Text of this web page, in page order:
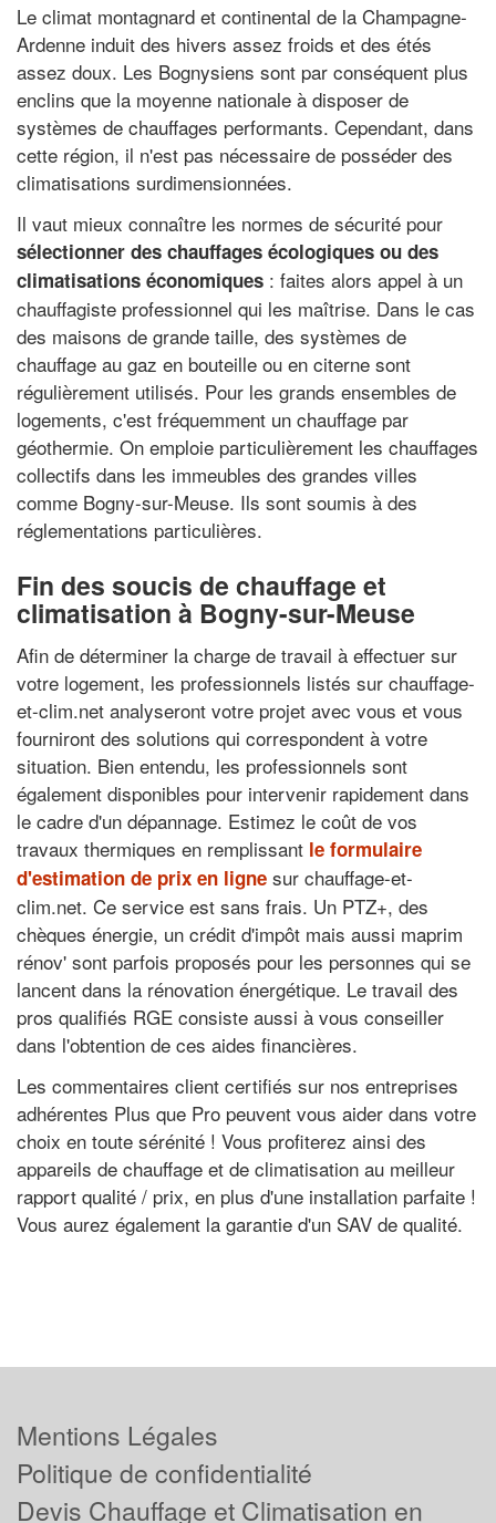
Le climat montagnard et continental de la Champagne-
Ardenne induit des hivers assez froids et des étés
assez doux. Les Bognysiens sont par conséquent plus
enclins que la moyenne nationale à disposer de
systèmes de chauffages performants. Cependant, dans
cette région, il n'est pas nécessaire de posséder des
climatisations surdimensionnées.
Il vaut mieux connaître les normes de sécurité pour
sélectionner des chauffages écologiques ou des
climatisations économiques : faites alors appel à un
chauffagiste professionnel qui les maîtrise. Dans le cas
des maisons de grande taille, des systèmes de
chauffage au gaz en bouteille ou en citerne sont
régulièrement utilisés. Pour les grands ensembles de
logements, c'est fréquemment un chauffage par
géothermie. On emploie particulièrement les chauffages
collectifs dans les immeubles des grandes villes
comme Bogny-sur-Meuse. Ils sont soumis à des
réglementations particulières.
Fin des soucis de chauffage et
climatisation à Bogny-sur-Meuse
Afin de déterminer la charge de travail à effectuer sur
votre logement, les professionnels listés sur chauffage-
et-clim.net analyseront votre projet avec vous et vous
fourniront des solutions qui correspondent à votre
situation. Bien entendu, les professionnels sont
également disponibles pour intervenir rapidement dans
le cadre d'un dépannage. Estimez le coût de vos
travaux thermiques en remplissant le formulaire
d'estimation de prix en ligne sur chauffage-et-
clim.net. Ce service est sans frais. Un PTZ+, des
chèques énergie, un crédit d'impôt mais aussi maprim
rénov' sont parfois proposés pour les personnes qui se
lancent dans la rénovation énergétique. Le travail des
pros qualifiés RGE consiste aussi à vous conseiller
dans l'obtention de ces aides financières.
Les commentaires client certifiés sur nos entreprises
adhérentes Plus que Pro peuvent vous aider dans votre
choix en toute sérénité ! Vous profiterez ainsi des
appareils de chauffage et de climatisation au meilleur
rapport qualité / prix, en plus d'une installation parfaite !
Vous aurez également la garantie d'un SAV de qualité.
Mentions Légales
Politique de confidentialité
Devis Chauffage et Climatisation en